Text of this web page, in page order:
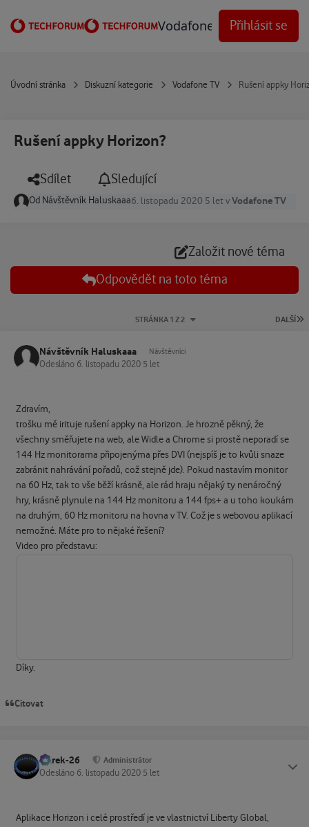
Vodafone Techforum
Přihlásit se
Úvodní stránka Diskuzní kategorie Vodafone TV Rušení appky
Rušení appky Horizon?
Sdílet Sledující
Od Návštěvník Haluskaaa6. listopadu 2020 5 let vVodafone TV
Založit nové téma
Odpovědět na toto téma
DALŠÍ
STRÁNKA 1 Z 2
Návštěvník Haluskaaa Návštěvníci
Odesláno 6. listopadu 2020 5 let
Zdravím,
trošku mě irituje rušení appky na Horizon. Je hrozně pěkný, že
všechny směřujete na web, ale Widle a Chrome si prostě neporadí se
144 Hz monitorama připojenýma přes DVI (nejspíš je to kvůli snaze
zabránit nahrávání pořadů, což stejně jde). Pokud nastavím monitor
na 60 Hz, tak to vše běží krásně, ale rád hraju nějaký ty nenáročný
hry, krásně plynule na 144 Hz monitoru a 144 fps+ a u toho koukám
na druhým, 60 Hz monitoru na hovna v TV. Což je s webovou aplikací
nemožné. Máte pro to nějaké řešení?
Video pro představu:
Díky.
Citovat
Marek-26 Administrátor
Odesláno 6. listopadu 2020 5 let
Aplikace Horizon i celé prostředí je ve vlastnictví Liberty Global,